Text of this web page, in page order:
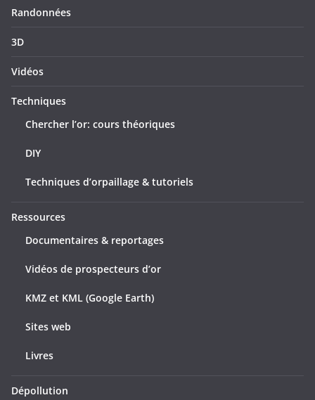
Randonnées
3D
Vidéos
Techniques
Chercher l’or: cours théoriques
DIY
Techniques d’orpaillage & tutoriels
Ressources
Documentaires & reportages
Vidéos de prospecteurs d’or
KMZ et KML (Google Earth)
Sites web
Livres
Dépollution